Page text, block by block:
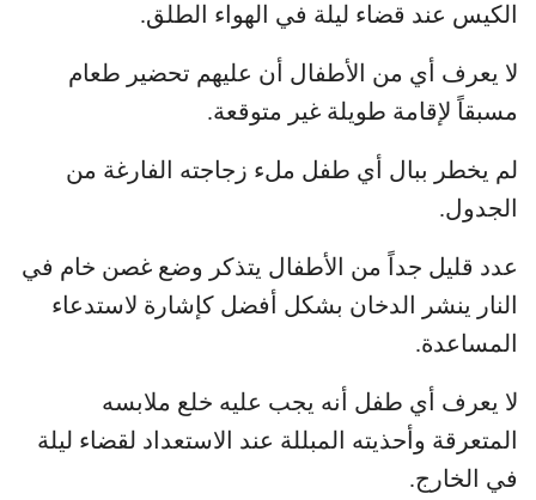
الكيس عند قضاء ليلة في الهواء الطلق.
لا يعرف أي من الأطفال أن عليهم تحضير طعام
مسبقاً لإقامة طويلة غير متوقعة.
لم يخطر ببال أي طفل ملء زجاجته الفارغة من
الجدول.
عدد قليل جداً من الأطفال يتذكر وضع غصن خام في
النار ينشر الدخان بشكل أفضل كإشارة لاستدعاء
المساعدة.
لا يعرف أي طفل أنه يجب عليه خلع ملابسه
المتعرقة وأحذيته المبللة عند الاستعداد لقضاء ليلة
في الخارج.